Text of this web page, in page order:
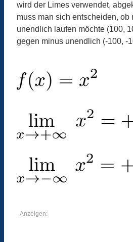
wird der Limes verwendet,
muss man sich entscheiden, ob
unendlich laufen möchte (100,
gegen minus unendlich (-100, -
Anzeigen: